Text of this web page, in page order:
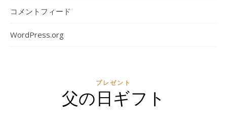
コメントフィード
WordPress.org
プレゼント
父の日ギフト